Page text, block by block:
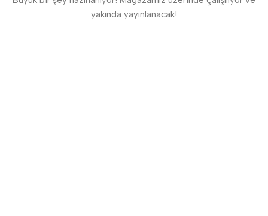
yakında yayınlanacak!